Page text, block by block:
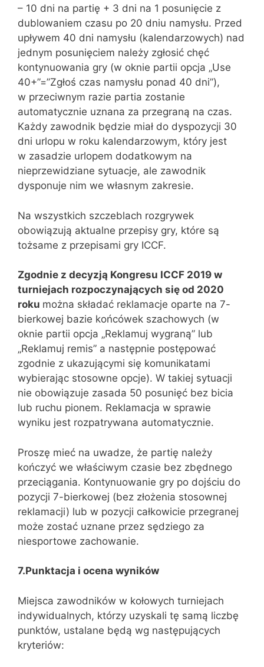
– 10 dni na partię + 3 dni na 1 posunięcie z
dublowaniem czasu po 20 dniu namysłu. Przed
upływem 40 dni namysłu (kalendarzowych) nad
jednym posunięciem należy zgłosić chęć
kontynuowania gry (w oknie partii opcja „Use
40+”=”Zgłoś czas namysłu ponad 40 dni”),
w przeciwnym razie partia zostanie
automatycznie uznana za przegraną na czas.
Każdy zawodnik będzie miał do dyspozycji 30
dni urlopu w roku kalendarzowym, który jest
w zasadzie urlopem dodatkowym na
nieprzewidziane sytuacje, ale zawodnik
dysponuje nim we własnym zakresie.
Na wszystkich szczeblach rozgrywek
obowiązują aktualne przepisy gry, które są
tożsame z przepisami gry ICCF.
Zgodnie z decyzją Kongresu ICCF 2019 w
turniejach rozpoczynających się od 2020
roku można składać reklamacje oparte na 7-
bierkowej bazie końcówek szachowych (w
oknie partii opcja „Reklamuj wygraną” lub
„Reklamuj remis” a następnie postępować
zgodnie z ukazującymi się komunikatami
wybierając stosowne opcje). W takiej sytuacji
nie obowiązuje zasada 50 posunięć bez bicia
lub ruchu pionem. Reklamacja w sprawie
wyniku jest rozpatrywana automatycznie.
Proszę mieć na uwadze, że partię należy
kończyć we właściwym czasie bez zbędnego
przeciągania. Kontynuowanie gry po dojściu do
pozycji 7-bierkowej (bez złożenia stosownej
reklamacji) lub w pozycji całkowicie przegranej
może zostać uznane przez sędziego za
niesportowe zachowanie.
7.Punktacja i ocena wyników
Miejsca zawodników w kołowych turniejach
indywidualnych, którzy uzyskali tę samą liczbę
punktów, ustalane będą wg następujących
kryteriów: